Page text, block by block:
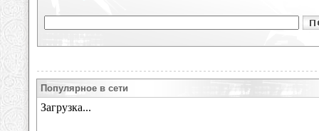
Популярное в сети